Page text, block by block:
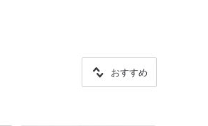
おすすめ